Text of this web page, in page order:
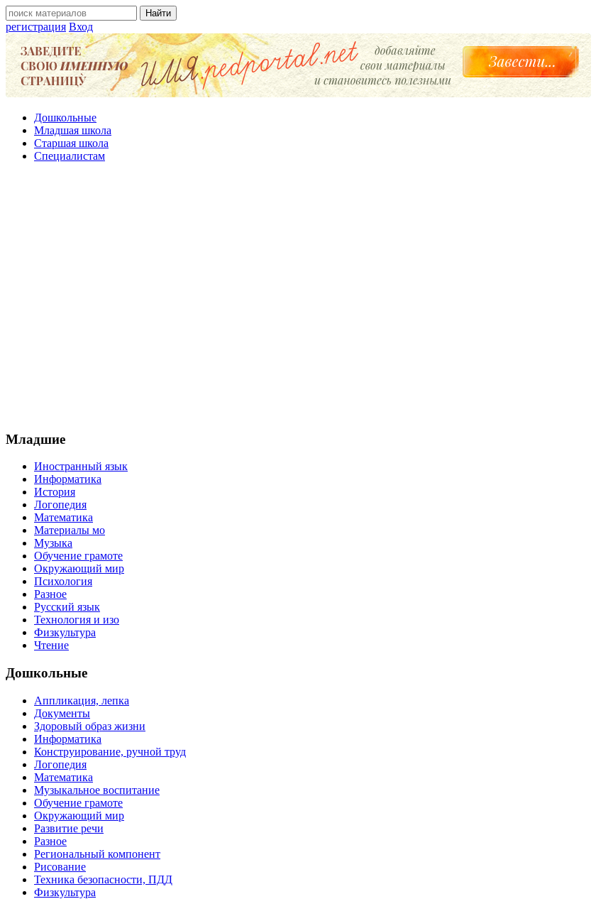
регистрация Вход
Дошкольные
Младшая школа
Старшая школа
Специалистам
Младшие
Иностранный язык
Информатика
История
Логопедия
Математика
Материалы мо
Музыка
Обучение грамоте
Окружающий мир
Психология
Разное
Русский язык
Технология и изо
Физкультура
Чтение
Дошкольные
Аппликация, лепка
Документы
Здоровый образ жизни
Информатика
Конструирование, ручной труд
Логопедия
Математика
Музыкальное воспитание
Обучение грамоте
Окружающий мир
Развитие речи
Разное
Региональный компонент
Рисование
Техника безопасности, ПДД
Физкультура